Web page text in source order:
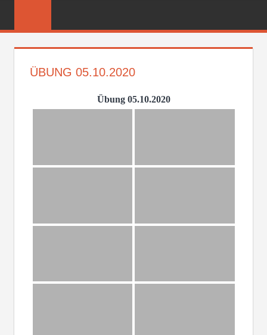
FEUERWEHR
ÜBUNG 05.10.2020
Übung 05.10.2020